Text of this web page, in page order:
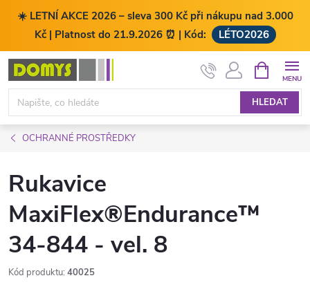
☀️ LETNÍ AKCE 2026 – sleva 300 Kč při nákupu nad 3.000
Kč | Platnost do 21.9.2026 ⏰ | Kód:
LÉTO2026
Přejít
obsah
HLEDAT
NÁKUPNÍ
KOŠÍK
OCHRANNÉ PROSTŘEDKY
Rukavice
MaxiFlex®Endurance™
34-844 - vel. 8
Kód produktu: 40025